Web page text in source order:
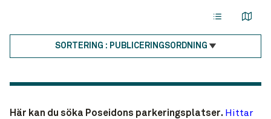
SORTERING : PUBLICERINGSORDNING
Här kan du söka Poseidons parkeringsplatser. Hittar